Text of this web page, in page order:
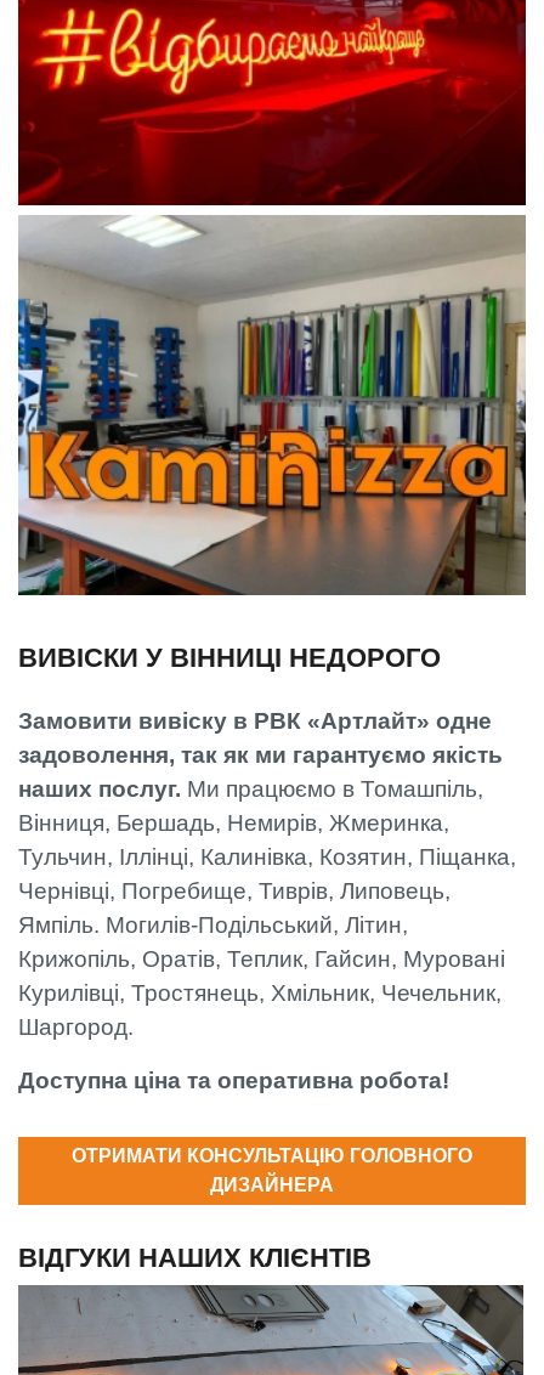
ВИВІСКИ У ВІННИЦІ НЕДОРОГО
Замовити вивіску в РВК «Артлайт» одне
задоволення, так як ми гарантуємо якість
наших послуг. Ми працюємо в Томашпіль,
Вінниця, Бершадь, Немирів, Жмеринка,
Тульчин, Іллінці, Калинівка, Козятин, Піщанка,
Чернівці, Погребище, Тиврів, Липовець,
Ямпіль. Могилів-Подільський, Літин,
Крижопіль, Оратів, Теплик, Гайсин, Муровані
Курилівці, Тростянець, Хмільник, Чечельник,
Шаргород.
Доступна ціна та оперативна робота!
ОТРИМАТИ КОНСУЛЬТАЦІЮ ГОЛОВНОГО
ДИЗАЙНЕРА
ВІДГУКИ НАШИХ КЛІЄНТІВ